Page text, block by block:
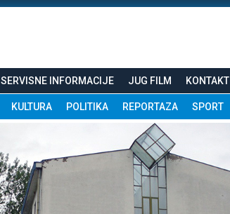
SERVISNE INFORMACIJE JUG FILM KONTAKT
KULTURA POLITIKA REPORTAZA SPORT